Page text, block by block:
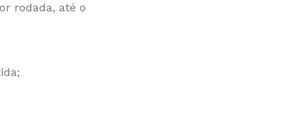
rodada, até o